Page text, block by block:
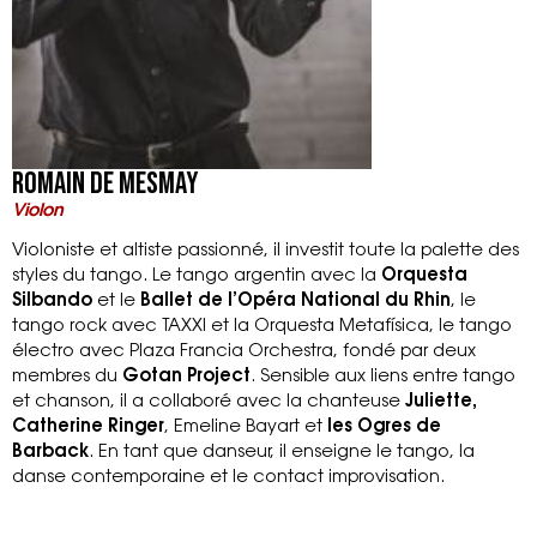
Romain de Mesmay
Violon
Violoniste et altiste passionné, il investit toute la palette des
styles du tango. Le tango argentin avec la Orquesta
Silbando et le Ballet de l’Opéra National du Rhin, le
tango rock avec TAXXI et la Orquesta Metafísica, le tango
électro avec Plaza Francia Orchestra, fondé par deux
membres du Gotan Project. Sensible aux liens entre tango
et chanson, il a collaboré avec la chanteuse Juliette,
Catherine Ringer, Emeline Bayart et les Ogres de
Barback. En tant que danseur, il enseigne le tango, la
danse contemporaine et le contact improvisation.